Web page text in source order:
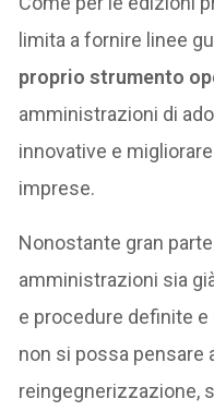
limita a fornire linee
proprio strumento
amministrazioni di
innovative e
imprese.
Nonostante gran
amministrazioni sia
e procedure definite
non si possa pensare
reingegnerizzazione,